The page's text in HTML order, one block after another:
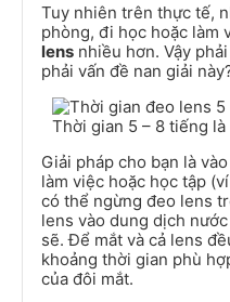
Tuy nhiên trên thực tế,
phòng, đi học hoặc làm
lens nhiều hơn. Vậy phải
phải vấn đề nan giải
Thời gian 5 – 8 tiếng
Giải pháp cho bạn là
làm việc hoặc học tập
có thể ngừng đeo lens
lens vào dung dịch
sẽ. Để mắt và cả lens
khoảng thời gian phù
của đôi mắt.